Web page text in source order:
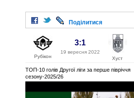
Поділитися
Рубікон
3:1
19 вересня 2022
Хуст
ТОП-10 голів Другої ліги за перше півріччя
сезону-2025/26